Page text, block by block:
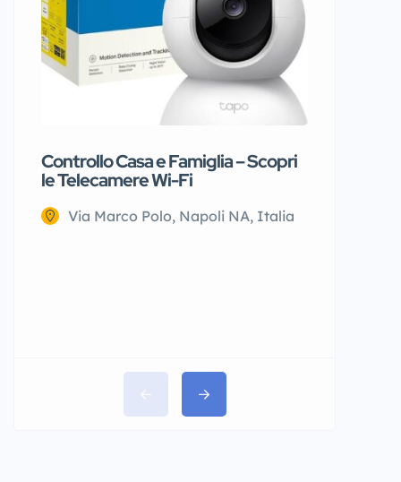
Controllo Casa e Famiglia – Scopri
le Telecamere Wi-Fi
Via Marco Polo, Napoli NA, Italia